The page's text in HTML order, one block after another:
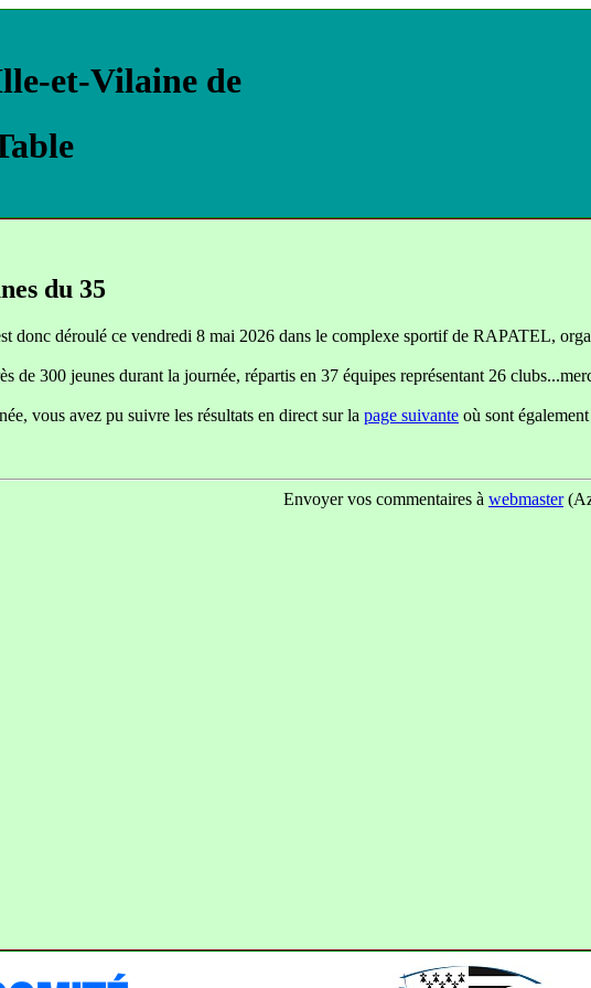
et-Vilaine de
du 35
donc déroulé ce vendredi 8 mai 2026 dans le complexe sportif de RAPATEL,
de 300 jeunes durant la journée, répartis en 37 équipes représentant 26
vous avez pu suivre les résultats en direct sur la page suivante où sont
Envoyer vos commentaires à webmaster